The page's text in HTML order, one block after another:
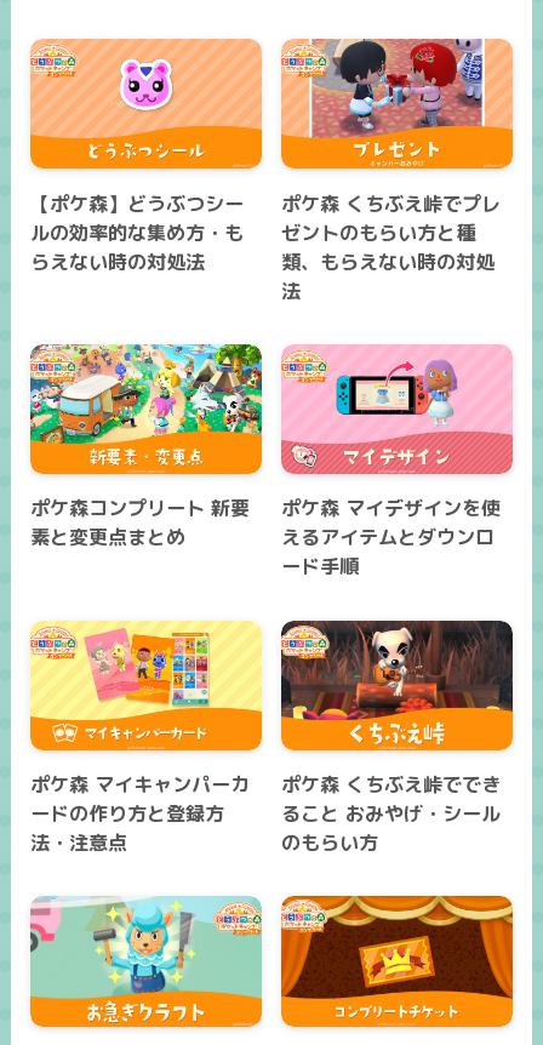
【ポケ森】どうぶつシー
ルの効率的な集め方・も
らえない時の対処法
ポケ森 くちぶえ峠でプレ
ゼントのもらい方と種
類、もらえない時の対処
法
ポケ森コンプリート 新要
素と変更点まとめ
ポケ森 マイデザインを使
えるアイテムとダウンロ
ード手順
ポケ森 マイキャンパーカ
ードの作り方と登録方
法・注意点
ポケ森 くちぶえ峠ででき
ること おみやげ・シール
のもらい方